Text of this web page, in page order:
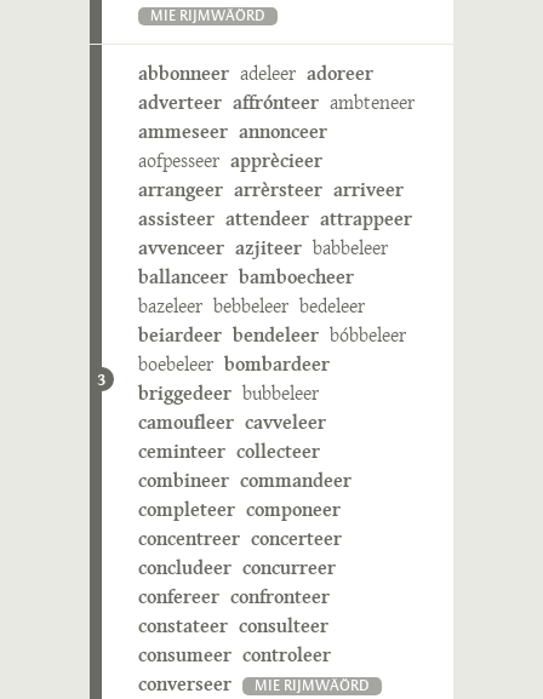
MIE RIJMWÄÖRD
3
abbonneer adeleer adoreer
adverteer affrónteer ambteneer
ammeseer annonceer
aofpesseer apprècieer
arrangeer arrèrsteer arriveer
assisteer attendeer attrappeer
avvenceer azjiteer babbeleer
ballanceer bamboecheer
bazeleer bebbeleer bedeleer
beiardeer bendeleer bóbbeleer
boebeleer bombardeer
briggedeer bubbeleer
camoufleer cavveleer
ceminteer collecteer
combineer commandeer
completeer componeer
concentreer concerteer
concludeer concurreer
confereer confronteer
constateer consulteer
consumeer controleer
converseer
MIE RIJMWÄÖRD